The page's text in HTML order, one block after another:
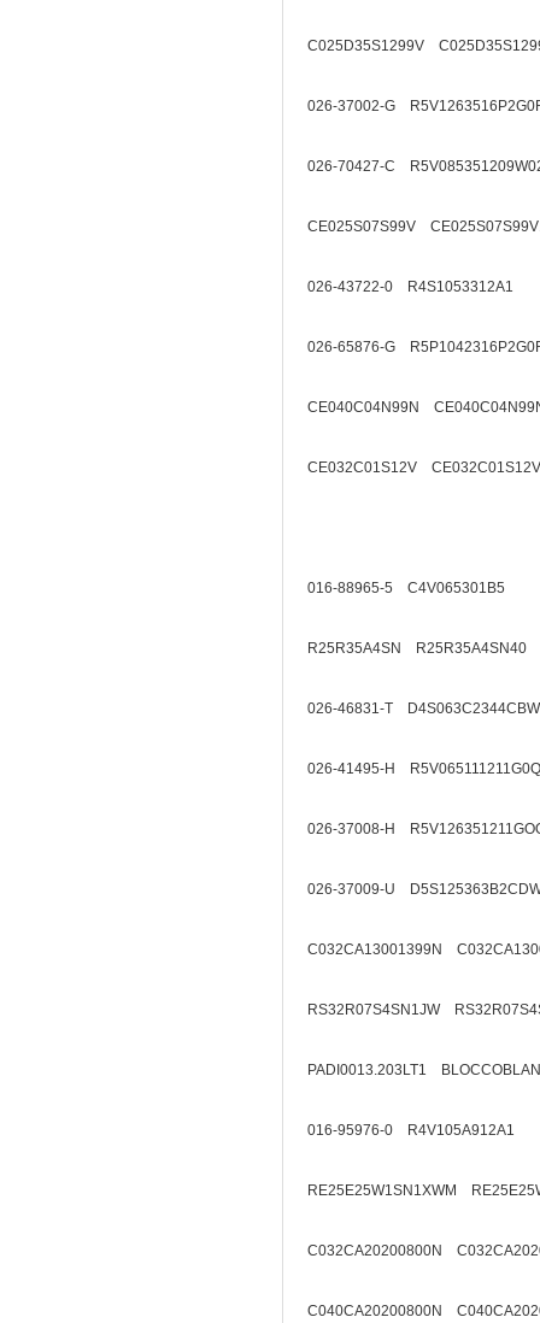
C025D35S1299V
026-37002-G
026-70427-C
CE025S07S99V
026-43722-0 R4S1053312A1
026-65876-G
CE040C04N99N
CE032C01S12V
016-88965-5 C4V065301B5
R25R35A4SN R25R35A4SN40
026-46831-T
026-41495-H
026-37008-H
026-37009-U
C032CA13001399N
RS32R07S4SN1JW
PADI0013.203LT1
016-95976-0 R4V105A912A1
RE25E25W1SN1XWM
C032CA20200800N
C040CA20200800N